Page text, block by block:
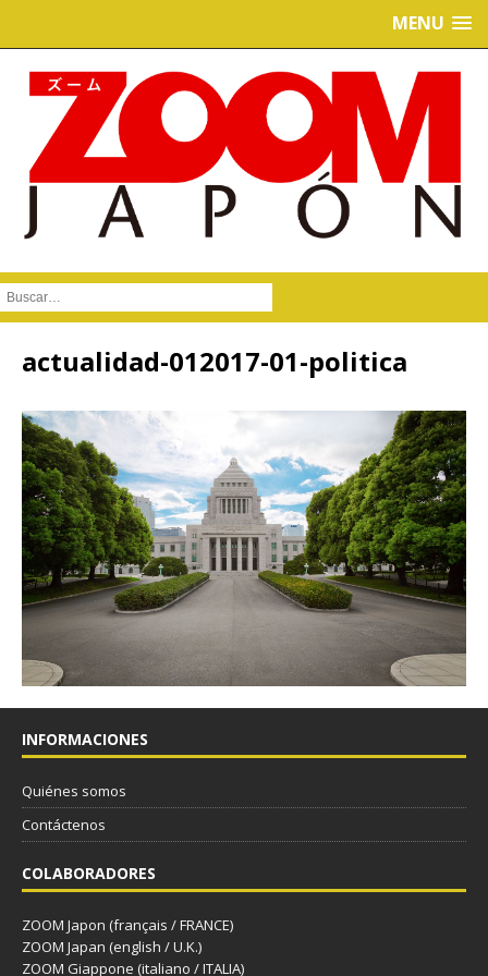
MENU
Buscar :
actualidad-012017-01-politica
INFORMACIONES
Quiénes somos
Contáctenos
COLABORADORES
ZOOM Japon (français / FRANCE)
ZOOM Japan (english / U.K.)
ZOOM Giappone (italiano / ITALIA)